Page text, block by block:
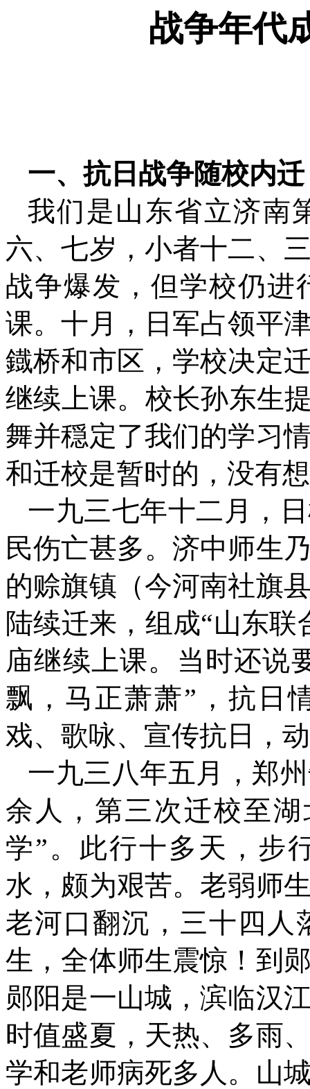
战争年代
一、抗日战争随校内迁
我们是山东省立济南
六、七岁，小者十二、
战争爆发，但学校仍进
课。十月，日军占领平
鐡桥和市区，学校决定
继续上课。校长孙东生
舞并穏定了我们的学习
和迁校是暂时的，没有
一九三七年十二月，
民伤亡甚多。济中师生
的赊旗镇（今河南社旗
陆续迁来，组成“山东
庙继续上课。当时还说
飘，马正萧萧”，抗日
戏、歌咏、宣传抗日，
一九三八年五月，郑
余人，第三次迁校至
学”。此行十多天，步
水，颇为艰苦。老弱师
老河口翻沉，三十四人
生，全体师生震惊！到
郧阳是一山城，滨临汉
时值盛夏，天热、多雨
学和老师病死多人。山